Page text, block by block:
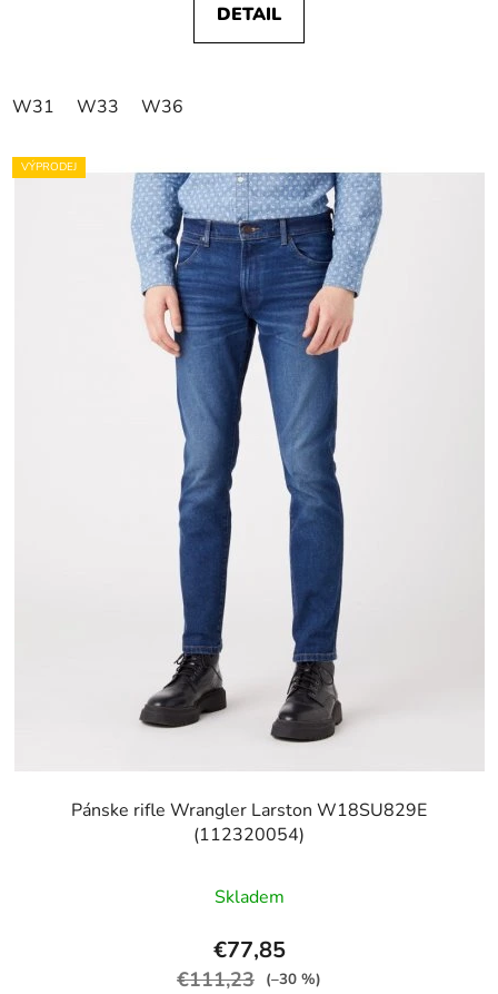
DETAIL
W31 W33 W36
VÝPRODEJ
Pánske rifle Wrangler Larston W18SU829E
(112320054)
Skladem
€77,85
€111,23 (–30 %)